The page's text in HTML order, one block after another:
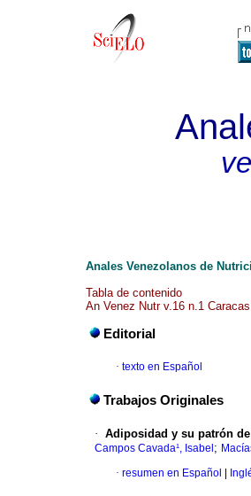
Anales Venezolanos de
Tabla de contenido
An Venez Nutr v.16 n.1
Editorial
· texto en Español
Trabajos Originales
· Adiposidad y su patrón
Campos Cavada¹, Isabel ;
· resumen en Español